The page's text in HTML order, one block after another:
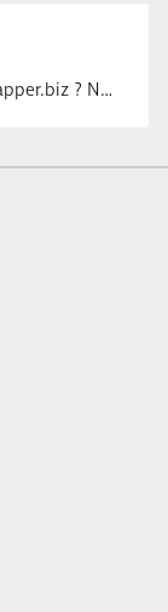
Uw vacature voor 4 weken op www.dekapper.biz ? Neem dan contact op met Maaike …